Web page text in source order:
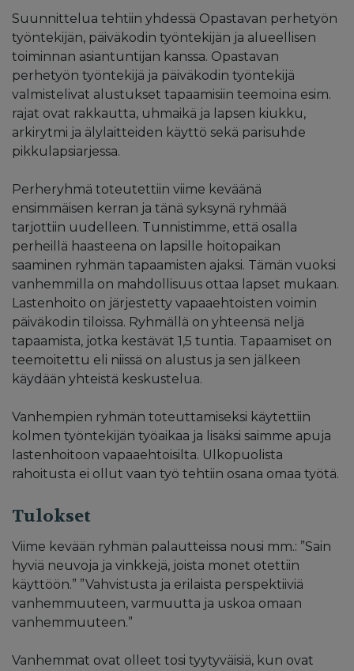
Suunnittelua tehtiin yhdessä Opastavan perhetyön
työntekijän, päiväkodin työntekijän ja alueellisen
toiminnan asiantuntijan kanssa. Opastavan
perhetyön työntekijä ja päiväkodin työntekijä
valmistelivat alustukset tapaamisiin teemoina esim.
rajat ovat rakkautta, uhmaikä ja lapsen kiukku,
arkirytmi ja älylaitteiden käyttö sekä parisuhde
pikkulapsiarjessa.
Perheryhmä toteutettiin viime keväänä
ensimmäisen kerran ja tänä syksynä ryhmää
tarjottiin uudelleen. Tunnistimme, että osalla
perheillä haasteena on lapsille hoitopaikan
saaminen ryhmän tapaamisten ajaksi. Tämän vuoksi
vanhemmilla on mahdollisuus ottaa lapset mukaan.
Lastenhoito on järjestetty vapaaehtoisten voimin
päiväkodin tiloissa. Ryhmällä on yhteensä neljä
tapaamista, jotka kestävät 1,5 tuntia. Tapaamiset on
teemoitettu eli niissä on alustus ja sen jälkeen
käydään yhteistä keskustelua.
Vanhempien ryhmän toteuttamiseksi käytettiin
kolmen työntekijän työaikaa ja lisäksi saimme apuja
lastenhoitoon vapaaehtoisilta. Ulkopuolista
rahoitusta ei ollut vaan työ tehtiin osana omaa työtä.
Tulokset
Viime kevään ryhmän palautteissa nousi mm.: ”Sain
hyviä neuvoja ja vinkkejä, joista monet otettiin
käyttöön.” ”Vahvistusta ja erilaista perspektiiviä
vanhemmuuteen, varmuutta ja uskoa omaan
vanhemmuuteen.”
Vanhemmat ovat olleet tosi tyytyväisiä, kun ovat